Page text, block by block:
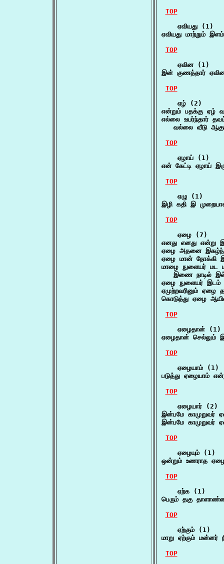
TOP
    ஏவியது (1)
ஏவியது மாற்றும்
TOP
    ஏவின (1)
இன் குணத்தார்
TOP
    ஏழ் (2)
என்றும் பதக்கு ஏழ்
எல்லை உயர்ந்தார்
வல்லை வீடு
TOP
    ஏழாய் (1)
என் கேட்டி ஏழாய்
TOP
    ஏழு (1)
இழி கதி இ
TOP
    ஏழை (7)
எனது எனது என்று
ஏழை அதனை
ஏழை மான் நோக்கி
மாழை நுளையர் மட
இணை நாடில்
ஏழை நுளையர்
ஏமுற்றவரினும் ஏழை
கொடுத்து ஏழை
TOP
    ஏழைதான் (1)
ஏழைதான் செல்லும்
TOP
    ஏழையாம் (1)
படுத்து ஏழையாம்
TOP
    ஏழையார் (2)
இன்பமே காமுறுவர்
இன்பமே காமுறுவர்
TOP
    ஏழையும் (1)
ஒன்றும் உணராத
TOP
    ஏற்க (1)
பெரும் தகு
TOP
    ஏற்கும் (1)
மாறு ஏற்கும் மன்னர்
TOP